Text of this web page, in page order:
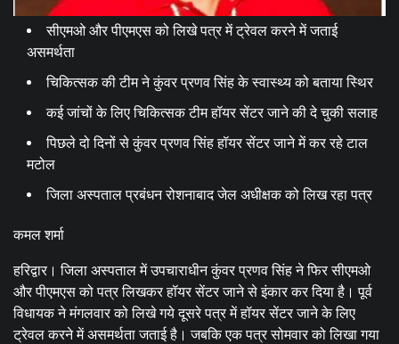
सीएमओ और पीएमएस को लिखे पत्र में ट्रेवल करने में जताई
असमर्थता
चिकित्सक की टीम ने कुंवर प्रणव सिंह के स्वास्थ्य को बताया स्थिर
कई जांचों के लिए चिकित्सक टीम हॉयर सेंटर जाने की दे चुकी सलाह
पिछले दो दिनों से कुंवर प्रणव सिंह हॉयर सेंटर जाने में कर रहे टाल
मटोल
जिला अस्पताल प्रबंधन रोशनाबाद जेल अधीक्षक को लिख रहा पत्र
कमल शर्मा
हरिद्वार। जिला अस्पताल में उपचाराधीन कुंवर प्रणव सिंह ने फिर सीएमओ
और पीएमएस को पत्र लिखकर हॉयर सेंटर जाने से इंकार कर दिया है। पूर्व
विधायक ने मंगलवार को लिखे गये दूसरे पत्र में हॉयर सेंटर जाने के लिए
ट्रेवल करने में असमर्थता जताई है। जबकि एक पत्र सोमवार को लिखा गया